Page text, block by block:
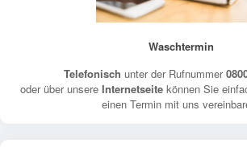
Waschtermin
Telefonisch unter der Rufnummer
oder über unsere Internetseite können Sie
einen Termin mit uns